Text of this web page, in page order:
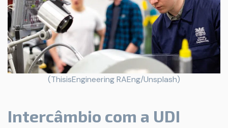
(ThisisEngineering RAEng/Unsplash)
Intercâmbio com a UDI